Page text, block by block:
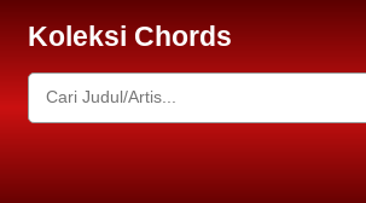
Koleksi Chords